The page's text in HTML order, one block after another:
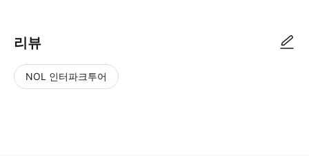
리뷰
NOL 인터파크투어